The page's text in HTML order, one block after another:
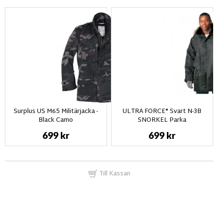
Surplus US M65 Militärjacka -
Black Camo
699 kr
ULTRA FORCE® Svart N-3B
SNORKEL Parka
699 kr
Till Kassan